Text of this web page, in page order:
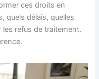
ces droits en
quels délais, quelles
refus de traitement.